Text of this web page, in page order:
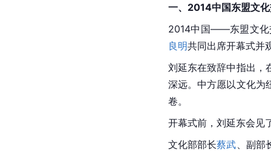
一、2014中国东盟文
2014中国——东盟文化
良明共同出席开幕式并
刘延东在致辞中指出，
深远。中方愿以文化为
卷。
开幕式前，刘延东会见
文化部部长蔡武 、副